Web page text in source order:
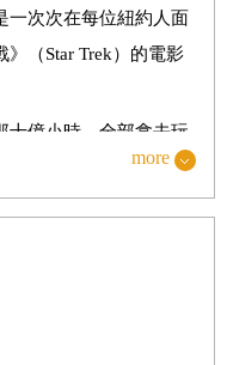
一次次在每位紐約人面
（Star Trek）的電影
十億小時，全部拿去玩
Civilization）。
文明帝國》的遊戲經
。此外，十億其實只
至二○一六年止六年
文明帝國》系列在過
more